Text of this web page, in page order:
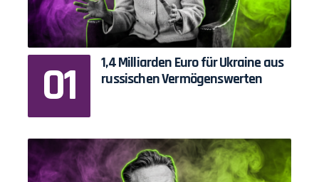
1,4 Milliarden Euro für Ukraine aus
russischen Vermögenswerten